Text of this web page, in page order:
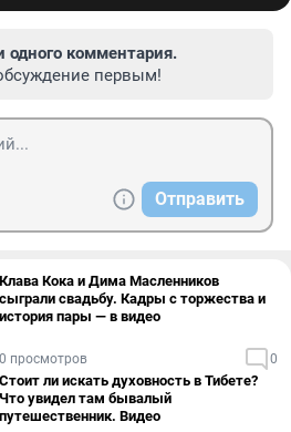
одного комментария.
первым!
Отправить
Клава Кока и Дима Масленников
сыграли свадьбу. Кадры с торжества и
история пары — в видео
0 просмотров 0
Стоит ли искать духовность в Тибете?
Что увидел там бывалый
путешественник. Видео